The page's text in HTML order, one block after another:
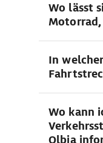
Wo lässt
Motorrad,
In
Wo kann
Olbia